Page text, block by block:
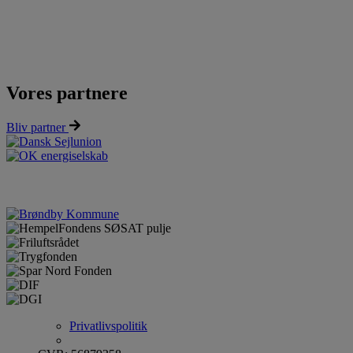
Vores partnere
Bliv partner
Privatlivspolitik